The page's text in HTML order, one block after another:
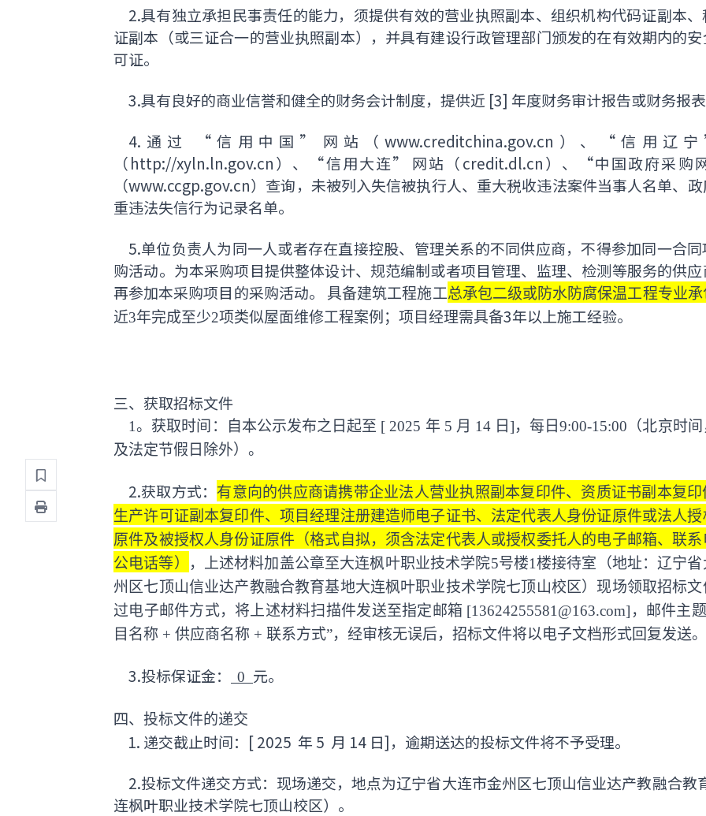
2.具有独立承担民事责任的能力，须提供有效的营业执照副本、组织机构代码证副本
证副本（或三证合一的营业执照副本），并具有建设行政管理部门颁发的在有效期内的
可证。
3.具有良好的商业信誉和健全的财务会计制度，提供近 [3] 年度财务审计报告或财务报
4.通过 “信用中国” 网站（www.creditchina.gov.cn）、“信用辽
（http://xyln.ln.gov.cn）、“信用大连” 网站（credit.dl.cn）、“中国政府采购
（www.ccgp.gov.cn）查询，未被列入失信被执行人、重大税收违法案件当事人名单、
重违法失信行为记录名单。
5.单位负责人为同一人或者存在直接控股、管理关系的不同供应商，不得参加同一合
购活动。为本采购项目提供整体设计、规范编制或者项目管理、监理、检测等服务的供
再参加本采购项目的采购活动。
具备建筑工程施工总承包二级或防水防腐保温工程专业
近3年完成至少2项类似屋面维修工程案例；项目经理需具备3年以上施工经验。
三、获取招标文件
1。获取时间：自本公示发布之日起至 [ 2025 年 5 月 14 日]，每日9:00-15:00（北京时
及法定节假日除外）。
2.获取方式：
有意向的供应商请携带企业法人营业执照副本复印件、资质证书副本复
生产许可证副本复印件、项目经理注册建造师电子证书、法定代表人身份证原件或法人
原件及被授权人身份证原件（格式自拟，须含法定代表人或授权委托人的电子邮箱、联
公电话等）
，上述材料加盖公章至大连枫叶职业技术学院5号楼1楼接待室（地址：辽宁
州区七顶山信业达产教融合教育基地大连枫叶职业技术学院七顶山校区）现场领取招标
过电子邮件方式，将上述材料扫描件发送至指定邮箱 [13624255581@163.com]，邮件主
目名称 + 供应商名称 + 联系方式”，经审核无误后，招标文件将以电子文档形式回复发送。
3.投标保证金： 0 元。
四、
投标文件的递交
1. 递交截止时间：[ 2025 年 5 月 14 日]，逾期送达的投标文件将不予受理。
2.投标文件递交方式：现场递交，地点为辽宁省大连市金州区七顶山信业达产教融合教
连枫叶职业技术学院七顶山校区）。